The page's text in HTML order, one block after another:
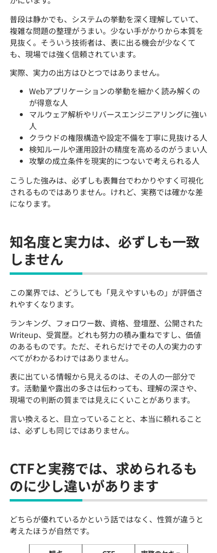
普段は静かでも、システムの挙動を深く理解していて、
複雑な問題の整理がうまい。少ない手がかりから本質を
見抜く。そういう技術者は、表に出る機会が少なくて
も、現場では強く信頼されています。
実際、実力の出方はひとつではありません。
Webアプリケーションの挙動を細かく読み解くの
が得意な人
マルウェア解析やリバースエンジニアリングに強い
人
クラウドの権限構造や設定不備を丁寧に見抜ける人
検知ルールや運用設計の精度を高めるのがうまい人
攻撃の成立条件を現実的につないで考えられる人
こうした強みは、必ずしも表舞台でわかりやすく可視化
されるものではありません。けれど、実務では確かな差
になります。
知名度と実力は、必ずしも一致
しません
この業界では、どうしても「見えやすいもの」が評価さ
れやすくなります。
ランキング、フォロワー数、資格、登壇歴、公開された
Writeup、受賞歴。どれも努力の積み重ねですし、価値
のあるものです。ただ、それらだけでその人の実力のす
べてがわかるわけではありません。
表に出ている情報から見えるのは、その人の一部分で
す。活動量や露出の多さは伝わっても、理解の深さや、
現場での判断の質までは見えにくいことがあります。
言い換えると、目立っていることと、本当に頼れること
は、必ずしも同じではありません。
CTFと実務では、求められるも
のに少し違いがあります
どちらが優れているかという話ではなく、性質が違うと
考えたほうが自然です。